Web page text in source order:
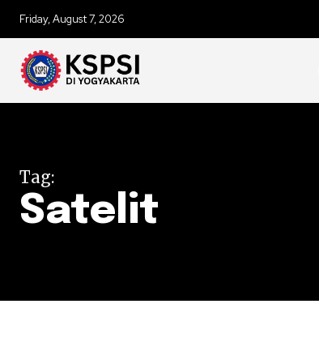
Friday, August 7, 2026
Tag:
Satelit